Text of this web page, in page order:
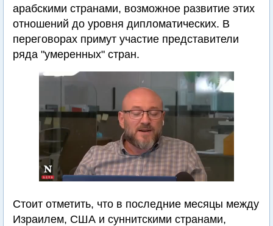
арабскими странами, возможное развитие этих
отношений до уровня дипломатических. В
переговорах примут участие представители
ряда "умеренных" стран.
Стоит отметить, что в последние месяцы между
Израилем, США и суннитскими странами,